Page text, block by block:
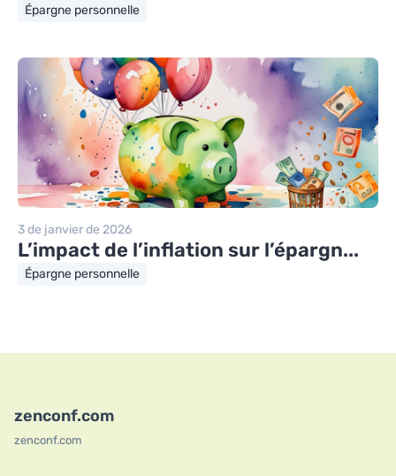
Épargne personnelle
3 de janvier de 2026
L’impact de l’inflation sur l’épargn...
Épargne personnelle
zenconf.com
zenconf.com